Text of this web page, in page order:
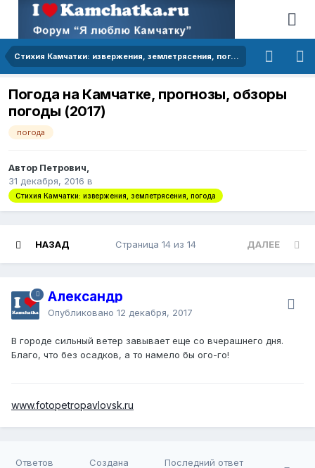
Стихия Камчатки: извержения, землетрясения, погода
Погода на Камчатке, прогнозы, обзоры
погоды (2017)
погода
Автор Петрович,
31 декабря, 2016 в
Стихия Камчатки: извержения, землетрясения, погода
НАЗАД ДАЛЕЕ
Страница 14 из 14
Александр
Опубликовано 12 декабря, 2017
В городе сильный ветер завывает еще со вчерашнего дня.
Благо, что без осадков, а то намело бы ого-го!
www.fotopetropavlovsk.ru
Ответов Создана Последний ответ